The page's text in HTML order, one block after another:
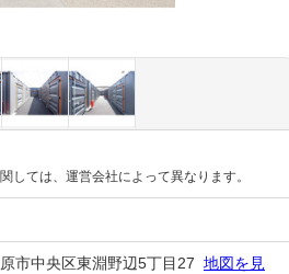
しては、運営会社によって異なります。
市中央区東淵野辺5丁目27 地図を見